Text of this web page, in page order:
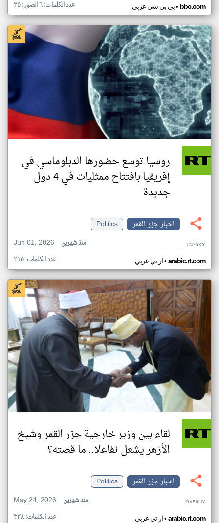
بي بي سي عربي• bbc.com عدد الكلمات: ٦ الصور: ٢٥
روسيا توسع حضورها الدبلوماسي في
إفريقيا بافتتاح ممثليات في 4 دول
جديدة
اخبار جزر القمر
Politics
Jun 01, 2026
منذ شهرين TN75KY
ار تي عربي• arabic.rt.com عدد الكلمات: ٢١٥
لقاء بين وزير خارجية جزر القمر وشيخ
الأزهر يشعل تفاعلا.. ما قصته؟
اخبار جزر القمر
Politics
May 24, 2026
منذ شهرين OX58UY
ار تي عربي• arabic.rt.com عدد الكلمات: ٣٢٨